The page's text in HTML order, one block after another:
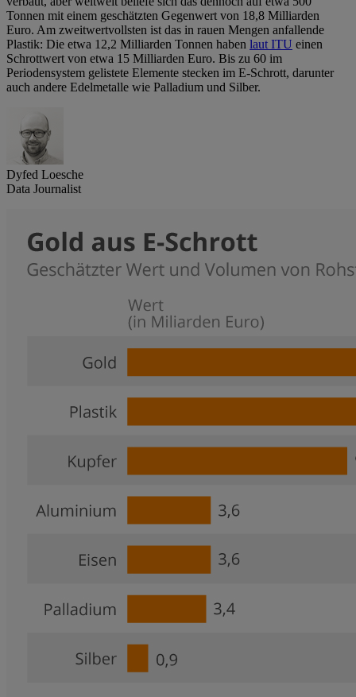
Tonnen mit einem geschätzten Gegenwert von 18,8 Milliarden
Euro. Am zweitwertvollsten ist das in rauen Mengen anfallende
Plastik: Die etwa 12,2 Milliarden Tonnen haben laut ITU einen
Schrottwert von etwa 15 Milliarden Euro. Bis zu 60 im
Periodensystem gelistete Elemente stecken im E-Schrott, darunter
auch andere Edelmetalle wie Palladium und Silber.
Dyfed Loesche
Data Journalist